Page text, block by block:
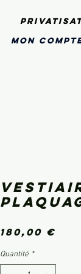
mon
180,00 €
Quantité *